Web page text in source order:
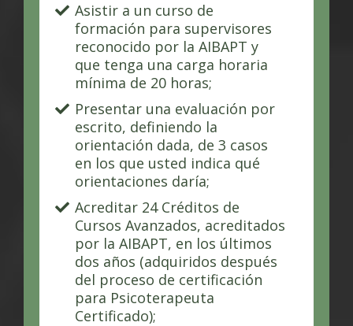
Asistir a un curso de
formación para supervisores
reconocido por la AIBAPT y
que tenga una carga horaria
mínima de 20 horas;
Presentar una evaluación por
escrito, definiendo la
orientación dada, de 3 casos
en los que usted indica qué
orientaciones daría;
Acreditar 24 Créditos de
Cursos Avanzados, acreditados
por la AIBAPT, en los últimos
dos años (adquiridos después
del proceso de certificación
para Psicoterapeuta
Certificado);